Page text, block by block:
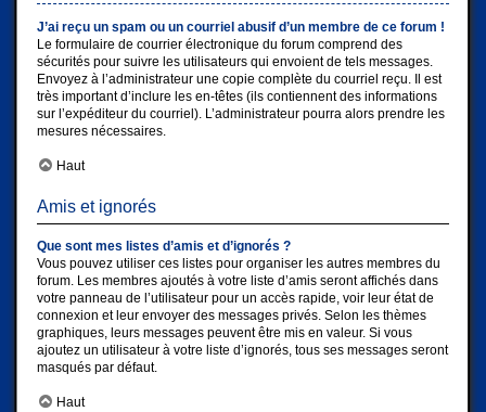
J’ai reçu un spam ou un courriel abusif d’un membre de ce forum !
Le formulaire de courrier électronique du forum comprend des
sécurités pour suivre les utilisateurs qui envoient de tels messages.
Envoyez à l’administrateur une copie complète du courriel reçu. Il est
très important d’inclure les en-têtes (ils contiennent des informations
sur l’expéditeur du courriel). L’administrateur pourra alors prendre les
mesures nécessaires.
Haut
Amis et ignorés
Que sont mes listes d’amis et d’ignorés ?
Vous pouvez utiliser ces listes pour organiser les autres membres du
forum. Les membres ajoutés à votre liste d’amis seront affichés dans
votre panneau de l’utilisateur pour un accès rapide, voir leur état de
connexion et leur envoyer des messages privés. Selon les thèmes
graphiques, leurs messages peuvent être mis en valeur. Si vous
ajoutez un utilisateur à votre liste d’ignorés, tous ses messages seront
masqués par défaut.
Haut